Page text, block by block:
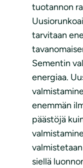
tuotannon
tarvitaan
Sementin
energiaa.
enemmän
päästöjä
siellä